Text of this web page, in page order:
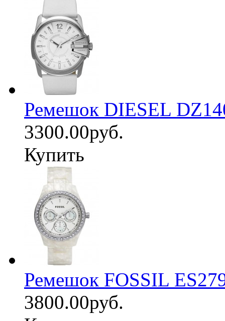
Ремешок DIESEL
3300.00руб.
Купить
Ремешок FOSSIL
3800.00руб.